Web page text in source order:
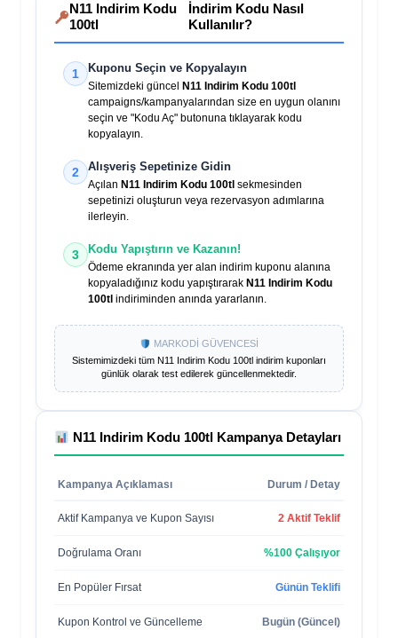
N11 Indirim Kodu
100tl
İndirim Kodu Nasıl
Kullanılır?
1 Kuponu Seçin ve Kopyalayın
Sitemizdeki güncel
N11 Indirim Kodu 100tl
campaigns/kampanyalarından size en uygun olanını
seçin ve "Kodu Aç" butonuna tıklayarak kodu
kopyalayın.
2 Alışveriş Sepetinize Gidin
Açılan N11 Indirim Kodu 100tl sekmesinden
sepetinizi oluşturun veya rezervasyon adımlarına
ilerleyin.
3 Kodu Yapıştırın ve Kazanın!
Ödeme ekranında yer alan indirim kuponu alanına
kopyaladığınız kodu yapıştırarak N11 Indirim Kodu
100tl indiriminden anında yararlanın.
MARKODİ GÜVENCESİ
Sistemimizdeki tüm N11 Indirim Kodu 100tl indirim kuponları
günlük olarak test edilerek güncellenmektedir.
N11 Indirim Kodu 100tl Kampanya Detayları
Kampanya Açıklaması Durum / Detay
Aktif Kampanya ve Kupon Sayısı 2 Aktif Teklif
Doğrulama Oranı %100 Çalışıyor
En Popüler Fırsat Günün Teklifi
Kupon Kontrol ve Güncelleme Bugün (Güncel)